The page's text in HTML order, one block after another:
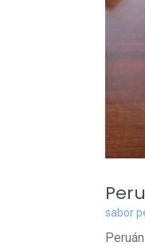
sabor